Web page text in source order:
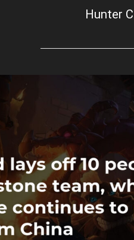
Hunter C